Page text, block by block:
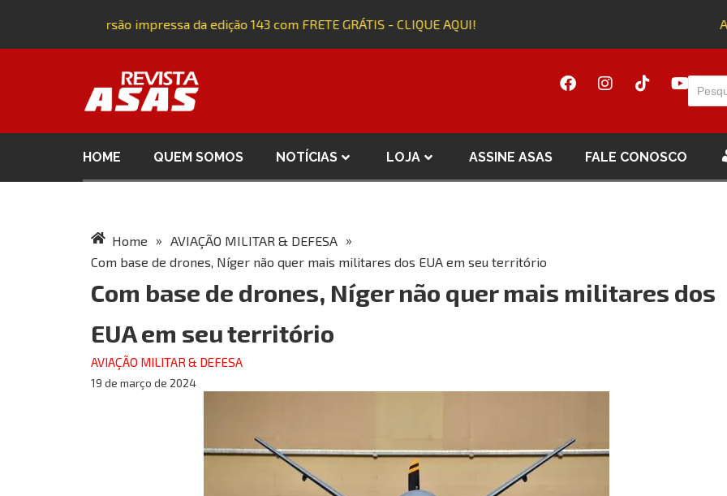
Adquira a versão impressa da edição 143 com FRETE GRÁTIS - CLIQUE AQUI!
HOME QUEM SOMOS NOTÍCIAS LOJA ASSINE ASAS FALE CONOSCO
Home » AVIAÇÃO MILITAR & DEFESA »
Com base de drones, Níger não quer mais militares dos EUA em seu território
Com base de drones, Níger não quer mais militares dos
EUA em seu território
AVIAÇÃO MILITAR & DEFESA
19 de março de 2024